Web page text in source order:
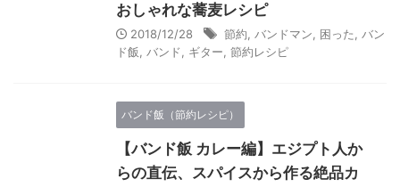
おしゃれな蕎麦レシピ
2018/12/28 節約 バンドマン 困った
バン
ド飯
バンド ギター 節約レシピ
バンド飯（節約レシピ）
【バンド飯 カレー編】エジプト人か
らの直伝、スパイスから作る絶品カ